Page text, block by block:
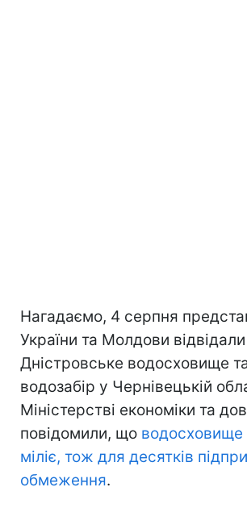
Нагадаємо, 4 серпня
України та Молдови відвідали
Дністровське водосховище
водозабір у Чернівецькій
Міністерстві економіки та
повідомили, що водосховище
міліє, тож для десятків
обмеження.